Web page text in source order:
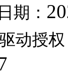
期：
动授